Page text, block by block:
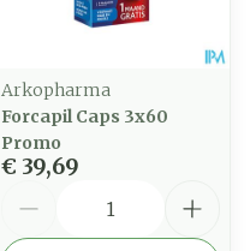
Arkopharma
Forcapil Caps 3x60
Promo
€ 39,69